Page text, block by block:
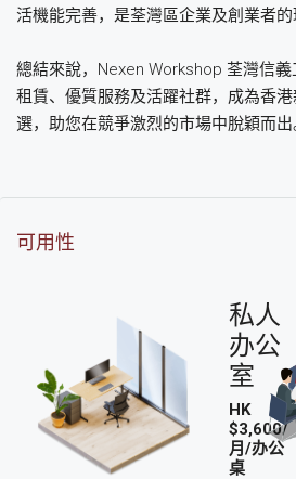
活機能完善，是荃灣區企業及創業者的
總結來說，Nexen Workshop 荃灣信
租賃、優質服務及活躍社群，成為香
選，助您在競爭激烈的市場中脫穎而出
可用性
私人
办公
室
HK
$3,600/
月/办公
桌